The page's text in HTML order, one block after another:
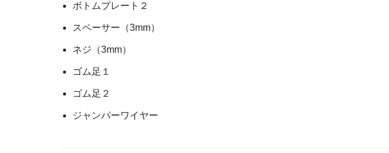
ボトムプレート２
スペーサー（3mm）
ネジ（3mm）
ゴム足１
ゴム足２
ジャンパーワイヤー